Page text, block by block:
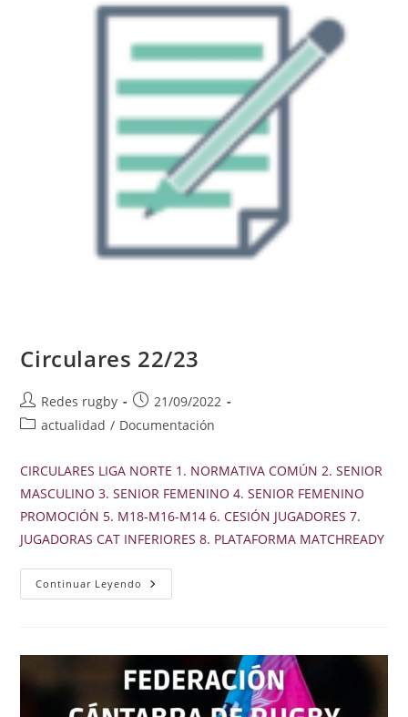
Circulares 22/23
Autor
de
Redes rugby
Publicación
de
21/09/2022
Categoría
la
entrada:
actualidad / Documentación
CIRCULARES LIGA NORTE 1. NORMATIVA COMÚN 2. SENIOR
MASCULINO 3. SENIOR FEMENINO 4. SENIOR FEMENINO
PROMOCIÓN 5. M18-M16-M14 6. CESIÓN JUGADORES 7.
JUGADORAS CAT INFERIORES 8. PLATAFORMA MATCHREADY
Continuar Leyendo Circulares
22/23